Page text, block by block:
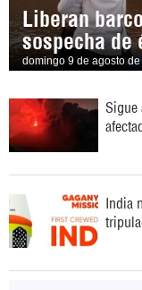
Liberan
sospecha de
domingo 9 de agosto
Sigue
India